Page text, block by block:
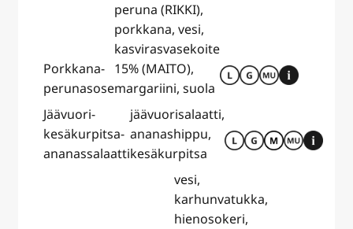
Porkkana-
perunasose
peruna (RIKKI),
porkkana, vesi,
kasvirasvasekoite
15% (MAITO),
margariini, suola
Jäävuori-
kesäkurpitsa-
ananassalaatti
jäävuorisalaatti,
ananashippu,
kesäkurpitsa
vesi,
karhunvatukka,
hienosokeri,